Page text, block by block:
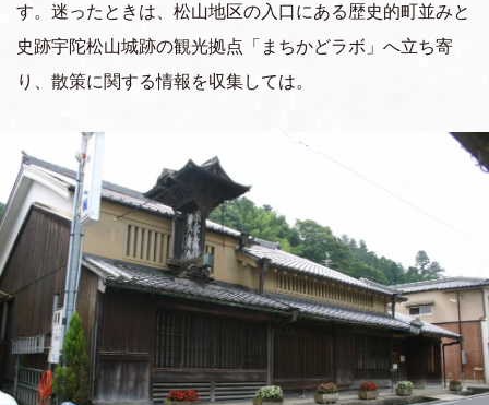
す。迷ったときは、松山地区の入口にある歴史的町並みと
史跡宇陀松山城跡の観光拠点「まちかどラボ」へ立ち寄
り、散策に関する情報を収集しては。